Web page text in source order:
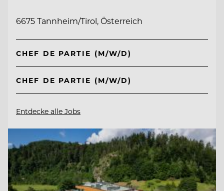
6675 Tannheim/Tirol, Österreich
CHEF DE PARTIE (M/W/D)
CHEF DE PARTIE (M/W/D)
Entdecke alle Jobs